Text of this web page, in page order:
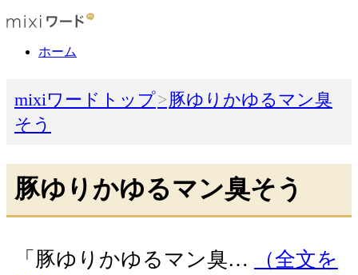
ホーム
mixiワードトップ
豚ゆりかゆるマン臭
そう
豚ゆりかゆるマン臭そう
「豚ゆりかゆるマン臭…
（全文を